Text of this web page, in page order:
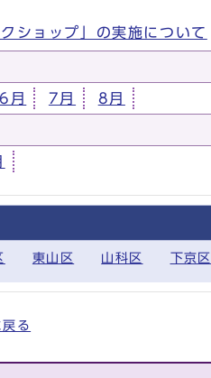
ショップ」の実施について
6月 7月 8月
東山区 山科区 下京区
る